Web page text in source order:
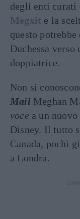
degli enti curati
Megxit e la
questo
Duchessa verso
doppiatrice.
Non si
MailMeghan
voce a un
Disney. Il tutto
Canada, pochi
a Londra.